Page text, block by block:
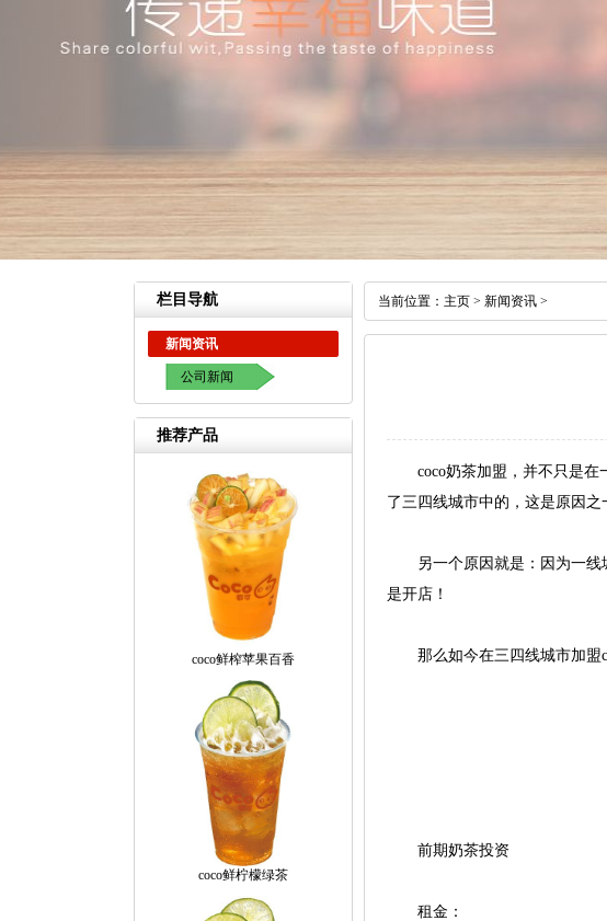
栏目导航
新闻资讯
公司新闻
推荐产品
coco鲜榨苹果百香
coco鲜柠檬绿茶
当前位置： 主页 > 新闻资讯 >
coco奶茶加盟，并不只是在一
了三四线城市中的，这是原因之
另一个原因就是：因为一线城
是开店！
那么如今在三四线城市加盟
前期奶茶投资
租金：